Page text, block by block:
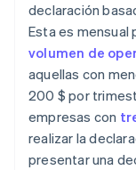
declaración
Esta es mensual
volumen de
aquellas con
200 $ por
empresas con
realizar la
presentar una